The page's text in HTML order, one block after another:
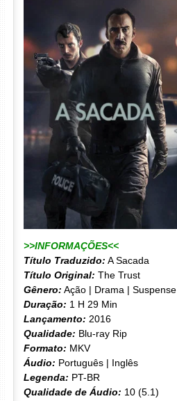
>>INFORMAÇÕES<<
Título Traduzido: A Sacada
Título Original: The Trust
Gênero: Ação | Drama | Suspense
Duração: 1 H 29 Min
Lançamento: 2016
Qualidade: Blu-ray Rip
Formato: MKV
Áudio: Português | Inglês
Legenda: PT-BR
Qualidade de Áudio: 10 (5.1)